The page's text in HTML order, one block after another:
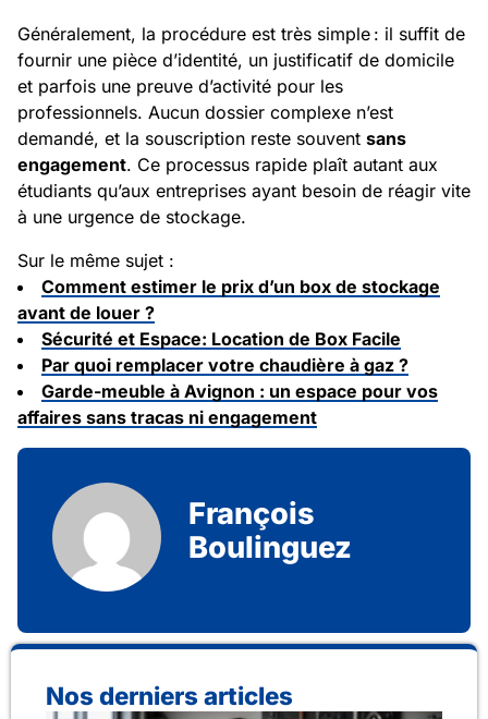
Généralement, la procédure est très simple : il suffit de
fournir une pièce d’identité, un justificatif de domicile
et parfois une preuve d’activité pour les
professionnels. Aucun dossier complexe n’est
demandé, et la souscription reste souvent sans
engagement. Ce processus rapide plaît autant aux
étudiants qu’aux entreprises ayant besoin de réagir vite
à une urgence de stockage.
Sur le même sujet :
Comment estimer le prix d’un box de stockage
avant de louer ?
Sécurité et Espace: Location de Box Facile
Par quoi remplacer votre chaudière à gaz ?
Garde-meuble à Avignon : un espace pour vos
affaires sans tracas ni engagement
François
Boulinguez
Nos derniers articles